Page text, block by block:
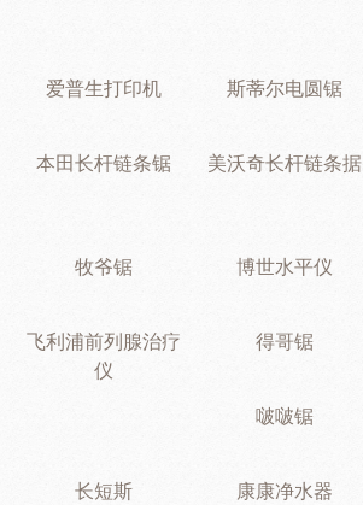
爱普生打印机 斯蒂尔电圆锯
本田长杆链条锯 美沃奇长杆链条据
牧爷锯 博世水平仪
飞利浦前列腺治疗
仪
得哥锯
啵啵锯
长短斯 康康净水器